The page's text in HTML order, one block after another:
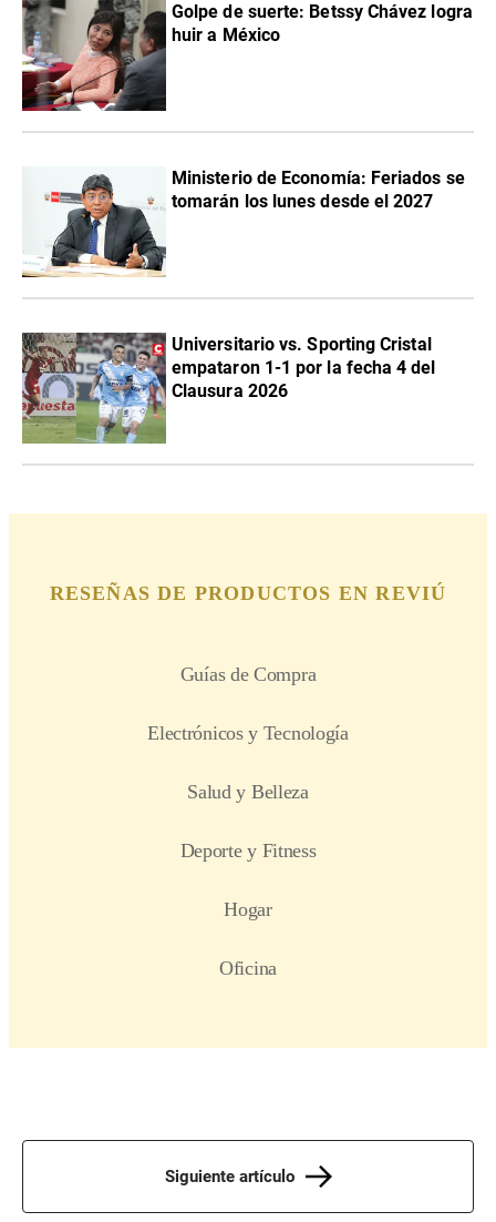
Golpe de suerte: Betssy Chávez logra
huir a México
Ministerio de Economía: Feriados se
tomarán los lunes desde el 2027
Universitario vs. Sporting Cristal
empataron 1-1 por la fecha 4 del
Clausura 2026
Siguiente artículo